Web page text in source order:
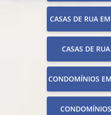
CASAS DE RUA
CASAS DE
CONDOMÍNIOS